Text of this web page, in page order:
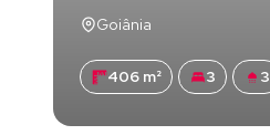
Goiânia
406 m² 3 3